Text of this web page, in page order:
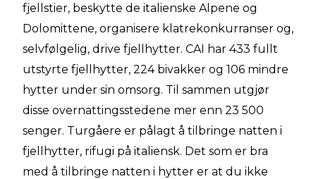
fjellstier, beskytte de italienske Alpene og
Dolomittene, organisere klatrekonkurranser og,
selvfølgelig, drive fjellhytter. CAI har 433 fullt
utstyrte fjellhytter, 224 bivakker og 106 mindre
hytter under sin omsorg. Til sammen utgjør
disse overnattingsstedene mer enn 23 500
senger. Turgåere er pålagt å tilbringe natten i
fjellhytter, rifugi på italiensk. Det som er bra
med å tilbringe natten i hytter er at du ikke